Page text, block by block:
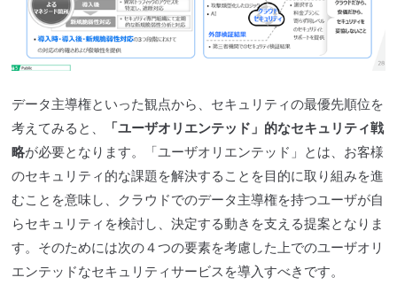
データ主導権といった観点から、セキュリティの最優先順位を
考えてみると、
「ユーザオリエンテッド 」的なセキュリティ戦
略が必要となります。「ユーザオリエンテッド 」とは、お客様
のセキュリティ的な課題を解決することを目的に取り組みを進
むことを意味し、 クラウドでのデータ主導権を持つユーザが自
らセキュリティを検討し、決定する動きを支える提案となりま
す。そのためには次の４つの要素を考慮した上でのユーザオリ
エンテッドなセキュリティサービスを導入すべきです。